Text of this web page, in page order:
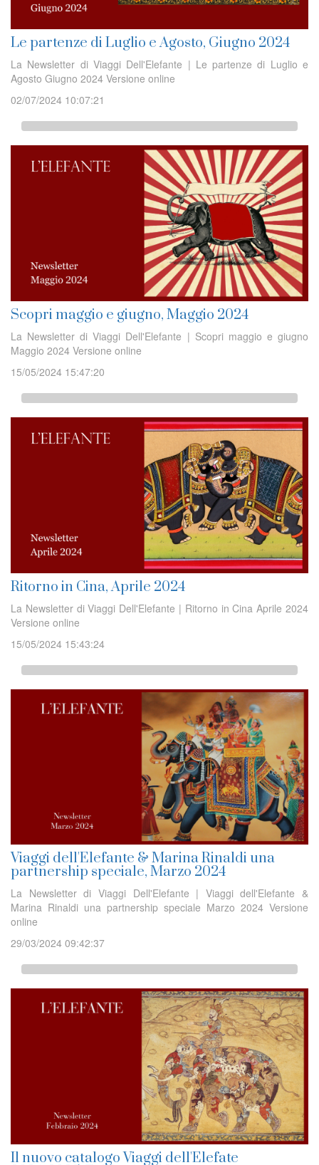
Le partenze di Luglio e Agosto, Giugno 2024
La Newsletter di Viaggi Dell'Elefante | Le partenze di Luglio e
Agosto Giugno 2024 Versione online
02/07/2024 10:07:21
Scopri maggio e giugno, Maggio 2024
La Newsletter di Viaggi Dell'Elefante | Scopri maggio e giugno
Maggio 2024 Versione online
15/05/2024 15:47:20
Ritorno in Cina, Aprile 2024
La Newsletter di Viaggi Dell'Elefante | Ritorno in Cina Aprile 2024
Versione online
15/05/2024 15:43:24
Viaggi dell'Elefante & Marina Rinaldi una
partnership speciale, Marzo 2024
La Newsletter di Viaggi Dell'Elefante | Viaggi dell'Elefante &
Marina Rinaldi una partnership speciale Marzo 2024 Versione
online
29/03/2024 09:42:37
Il nuovo catalogo Viaggi dell'Elefate